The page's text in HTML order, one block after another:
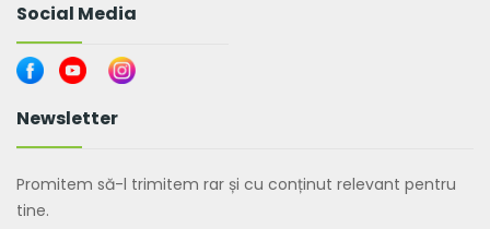
Social Media
Newsletter
Promitem să-l trimitem rar și cu conținut relevant pentru
tine.